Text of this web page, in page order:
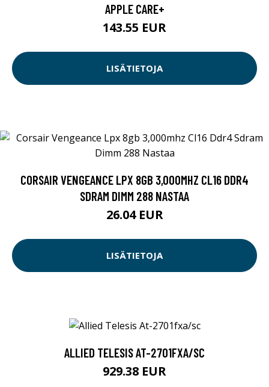
APPLE CARE+
143.55 EUR
LISÄTIETOJA
CORSAIR VENGEANCE LPX 8GB 3,000MHZ CL16 DDR4
SDRAM DIMM 288 NASTAA
26.04 EUR
LISÄTIETOJA
ALLIED TELESIS AT-2701FXA/SC
929.38 EUR